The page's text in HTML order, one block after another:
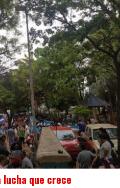
lucha que crece